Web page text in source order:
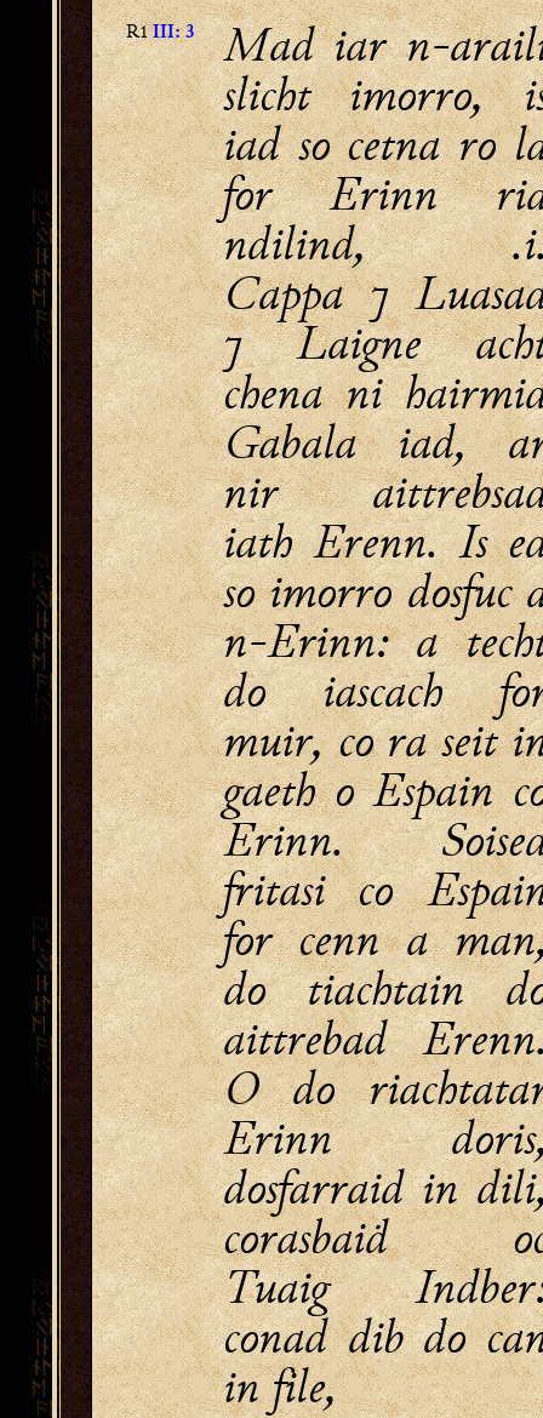
R1III: 3
Mad iar n-
slicht imorro,
iad so cetna ro
for Erinn
ndilind,
Cappa ⁊
⁊ Laigne
chena ni
Gabala iad,
nir
iath Erenn. Is
so imorro dosfuc
n-Erinn: a
do iascach
muir, co ra seit
gaeth o Espain
Erinn.
fritasi co
for cenn a
do tiachtain
aittrebad
O do
Erinn
dosfarraid in
corasbaiḋ
Tuaig
conad dib do
in file,